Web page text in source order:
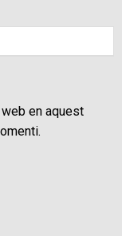
en aquest